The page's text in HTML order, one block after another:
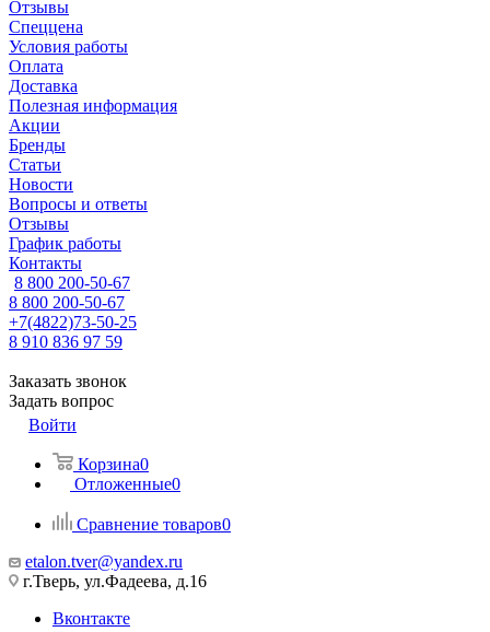
Отзывы
Спеццена
Условия работы
Оплата
Доставка
Полезная информация
Акции
Бренды
Статьи
Новости
Вопросы и ответы
Отзывы
График работы
Контакты
8 800 200-50-67
8 800 200-50-67
+7(4822)73-50-25
8 910 836 97 59
Заказать звонок
Задать вопрос
Войти
Корзина0
Отложенные0
Сравнение товаров0
etalon.tver@yandex.ru
г.Тверь, ул.Фадеева, д.16
Вконтакте